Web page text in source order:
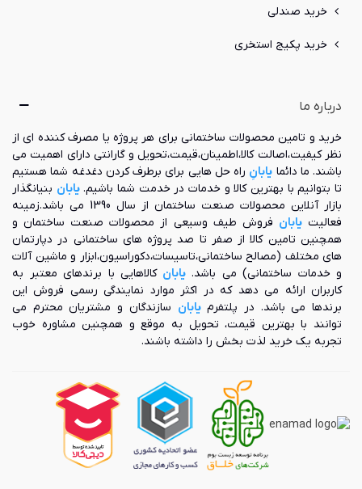
خرید صندلی
خرید پکیج استخری
درباره ما
خرید و تامین محصولات ساختمانی برای هر پروژه یا مصرف کننده ای از
نظر کیفیت،اصالت کالا،اطمینان،قیمت،تحویل و گارانتی دارای اهمیت می
باشند. ما دائما یابانِ راه حل هایی برای برطرف کردن دغدغه شما هستیم
تا بتوانیم با بهترین کالا و خدمات در خدمت شما باشیم.یابان بنیانگذار
بازار آنلاین محصولات صنعت ساختمان از سال 1390 می باشد.زمینه
فعالیتیابان فروش طیف وسیعی از محصولات صنعت ساختمان و
همچنین تامین کالا از صفر تا صد پروژه های ساختمانی در دپارتمان
های مختلف (مصالح ساختمانی،تاسیسات،دکوراسیون،ابزار و ماشین آلات
و خدمات ساختمانی) می باشد.یابان کالاهایی با برندهای معتبر به
کاربران ارائه می دهد که در اکثر موارد نمایندگی رسمی فروش این
برندها می باشد. در پلتفرمیابان سازندگان و مشتریان محترم می
توانند با بهترین قیمت، تحویل به موقع و همچنین مشاوره خوب
تجربه یک خرید لذت بخش را داشته باشند.